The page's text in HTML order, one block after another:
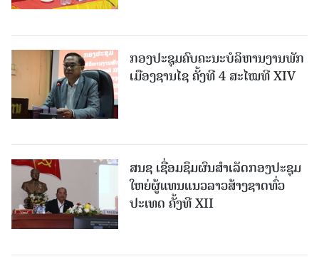
ກອງປະຊຸມຄົບຄະນະບໍລິຫານງານພັກ
ເມືອງຊານ​ໄຊ ຄັ້ງທີ 4 ສະໄໝທີ XIV
ສນຊ ເຊື່ອມຊຶມຜົນສໍາເລັດກອງປະຊຸມ
ໃຫຍ່ຜູ້ແທນແນວລາວສ້າງຊາດທົ່ວ
ປະເທດ ຄັ້ງທີ XII